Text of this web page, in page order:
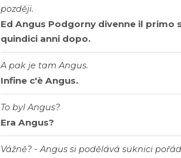
později.
Ed Angus Podgorny divenne il primo
quindici anni dopo.
A pak je tam Angus.
Infine c'è Angus.
To byl Angus?
Era Angus?
Vážně? - Angus si podělává suknici